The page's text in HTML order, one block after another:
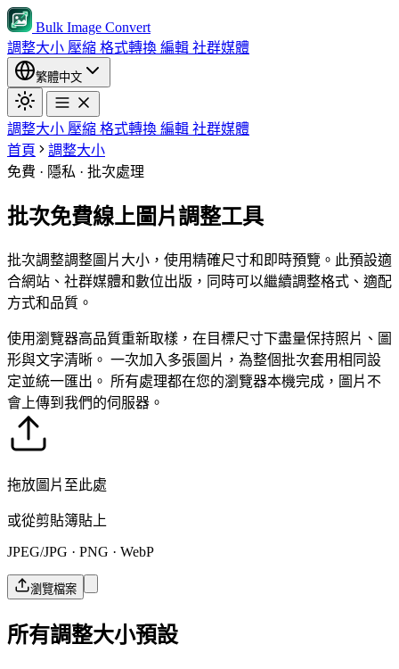
Bulk Image Convert
調整大小 壓縮 格式轉換 編輯 社群媒體
繁體中文
調整大小 壓縮 格式轉換 編輯 社群媒體
首頁
調整大小
免費 · 隱私 · 批次處理
批次免費線上圖片調整工具
批次調整調整圖片大小，使用精確尺寸和即時預覽。此預設適
合網站、社群媒體和數位出版，同時可以繼續調整格式、適配
方式和品質。
使用瀏覽器高品質重新取樣，在目標尺寸下盡量保持照片、圖
形與文字清晰。 一次加入多張圖片，為整個批次套用相同設
定並統一匯出。 所有處理都在您的瀏覽器本機完成，圖片不
會上傳到我們的伺服器。
拖放圖片至此處
或從剪貼簿貼上
JPEG/JPG · PNG · WebP
瀏覽檔案
所有調整大小預設